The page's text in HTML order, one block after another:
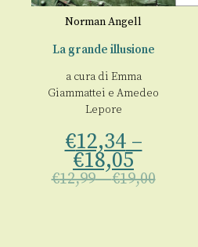
Norman Angell
La grande illusione
a cura di Emma
Giammattei e Amedeo
Lepore
€12,34–
€18,05
€12,99–€19,00